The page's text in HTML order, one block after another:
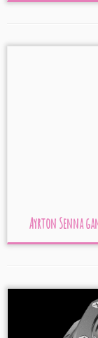
Ayrton Senna